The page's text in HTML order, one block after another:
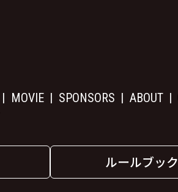
MOVIE SPONSORS ABOUT
ルールブック